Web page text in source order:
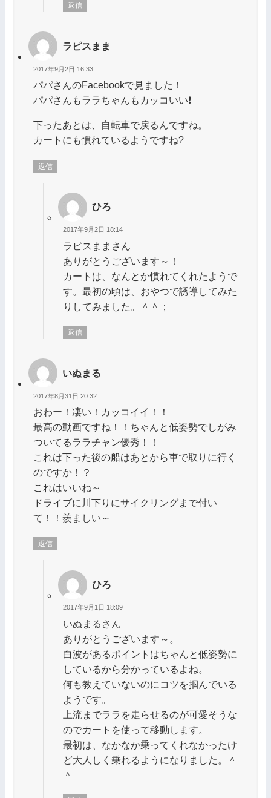
返信
ラピスまま
2017年9月2日 16:33
パパさんのFacebookで見ました！
パパさんもララちゃんもカッコいい❗
下ったあとは、自転車で戻るんですね。
カートにも慣れているようですね?
返信
ひろ
2017年9月2日 18:14
ラピスままさん
ありがとうございます～！
カートは、なんとか慣れてくれたようで
す。最初の頃は、おやつで誘導してみた
りしてみました。＾＾；
返信
いぬまる
2017年8月31日 20:32
おわー！凄い！カッコイイ！！
最高の動画ですね！！ちゃんと低姿勢でしがみ
ついてるララチャン優秀！！
これは下った後の船はあとから車で取りに行く
のですか！？
これはいいね～
ドライブに川下りにサイクリングまで付い
て！！羨ましい～
返信
ひろ
2017年9月1日 18:09
いぬまるさん
ありがとうございます～。
白波があるポイントはちゃんと低姿勢に
しているから分かっているよね。
何も教えていないのにコツを掴んでいる
ようです。
上流までララを走らせるのが可愛そうな
のでカートを使って移動します。
最初は、なかなか乗ってくれなかったけ
ど大人しく乗れるようになりました。＾
＾